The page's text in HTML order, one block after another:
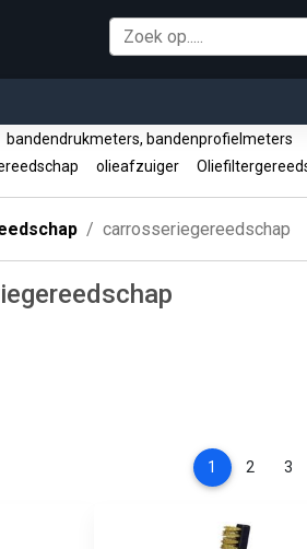
bandendrukmeters, bandenprofielmeters
olieafzuiger
carrosseriegereedschap
1 (current)
2 3